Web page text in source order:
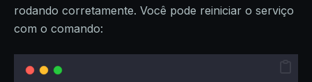
rodando corretamente. Você pode reiniciar o serviço
com o comando: